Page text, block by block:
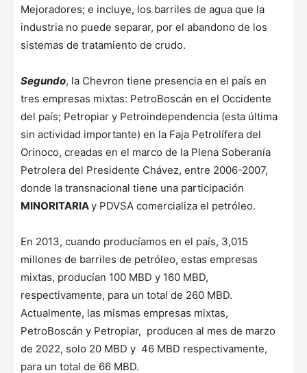
Mejoradores; e incluye, los barriles de agua que la
industria no puede separar, por el abandono de los
sistemas de tratamiento de crudo.
Segundo, la Chevron tiene presencia en el país en
tres empresas mixtas: PetroBoscán en el Occidente
del país; Petropiar y Petroindependencia (esta última
sin actividad importante) en la Faja Petrolífera del
Orinoco, creadas en el marco de la Plena Soberanía
Petrolera del Presidente Chávez, entre 2006-2007,
donde la transnacional tiene una participación
MINORITARIAy PDVSA comercializa el petróleo.
En 2013, cuando producíamos en el país, 3,015
millones de barriles de petróleo, estas empresas
mixtas, producían 100 MBD y 160 MBD,
respectivamente, para un total de 260 MBD.
Actualmente, las mismas empresas mixtas,
PetroBoscán y Petropiar, producen al mes de marzo
de 2022, solo 20 MBD y 46 MBD respectivamente,
para un total de 66 MBD.